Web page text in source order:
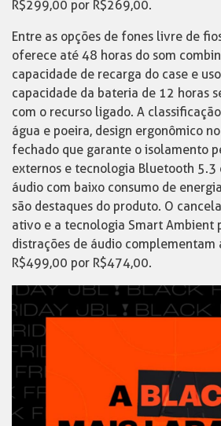
R$299,00 por R$269,00.
Entre as opções de fones livre de
oferece até 48 horas do som
capacidade de recarga do case e
capacidade da bateria de 12 horas
com o recurso ligado. A
água e poeira, design ergonômico
fechado que garante o isolamento
externos e tecnologia Bluetooth 5.3
áudio com baixo consumo de
são destaques do produto. O
ativo e a tecnologia Smart Ambient
distrações de áudio complementam
R$499,00 por R$474,00.